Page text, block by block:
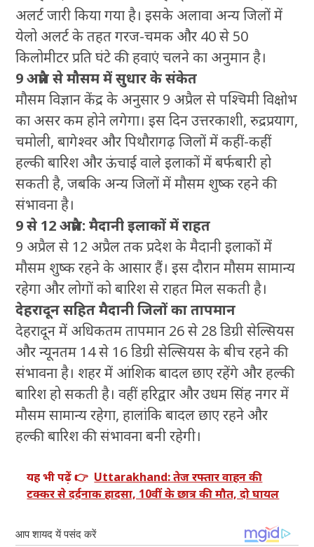
अलर्ट जारी किया गया है। इसके अलावा अन्य जिलों में
येलो अलर्ट के तहत गरज-चमक और 40 से 50
किलोमीटर प्रति घंटे की हवाएं चलने का अनुमान है।
9 अप्रैल से मौसम में सुधार के संकेत
मौसम विज्ञान केंद्र के अनुसार 9 अप्रैल से पश्चिमी विक्षोभ
का असर कम होने लगेगा। इस दिन उत्तरकाशी, रुद्रप्रयाग,
चमोली, बागेश्वर और पिथौरागढ़ जिलों में कहीं-कहीं
हल्की बारिश और ऊंचाई वाले इलाकों में बर्फबारी हो
सकती है, जबकि अन्य जिलों में मौसम शुष्क रहने की
संभावना है।
9 से 12 अप्रैल: मैदानी इलाकों में राहत
9 अप्रैल से 12 अप्रैल तक प्रदेश के मैदानी इलाकों में
मौसम शुष्क रहने के आसार हैं। इस दौरान मौसम सामान्य
रहेगा और लोगों को बारिश से राहत मिल सकती है।
देहरादून सहित मैदानी जिलों का तापमान
देहरादून में अधिकतम तापमान 26 से 28 डिग्री सेल्सियस
और न्यूनतम 14 से 16 डिग्री सेल्सियस के बीच रहने की
संभावना है। शहर में आंशिक बादल छाए रहेंगे और हल्की
बारिश हो सकती है। वहीं हरिद्वार और उधम सिंह नगर में
मौसम सामान्य रहेगा, हालांकि बादल छाए रहने और
हल्की बारिश की संभावना बनी रहेगी।
यह भी पढ़ें 👉 Uttarakhand: तेज रफ्तार वाहन की
टक्कर से दर्दनाक हादसा, 10वीं के छात्र की मौत, दो घायल